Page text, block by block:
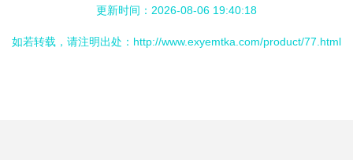
更新时间：2026-08-06 19:40:18
如若转载，请注明出处：http://www.exyemtka.com/product/77.html